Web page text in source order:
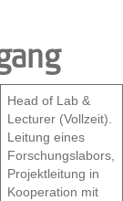
Head of Lab &
Lecturer (Vollzeit).
Leitung eines
Forschungslabors,
Projektleitung in
Kooperation mit